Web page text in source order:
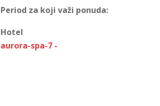
Period za koji važi ponuda:
Hotel
aurora-spa-7 -